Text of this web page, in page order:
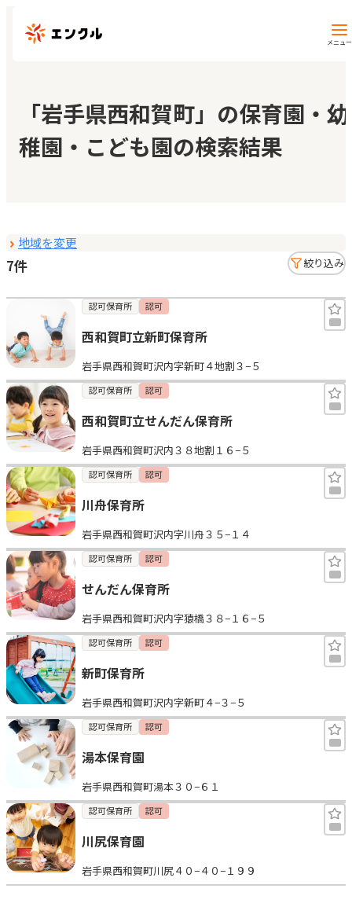
メニュー
保育園・幼稚園を探す
地図から探す
マイページ
お気に入り
見学日記
メッセージ
おすすめの園
エンクルの特徴と活用方法
コラム
お知らせ
「岩手県西和賀町」の保育園・幼
稚園・こども園の検索結果
地域を変更
7件 絞り込み
認可保育所 認可
西和賀町立新町保育所
岩手県西和賀町沢内字新町４地割３−５
認可保育所 認可
西和賀町立せんだん保育所
岩手県西和賀町沢内３８地割１６−５
認可保育所 認可
川舟保育所
岩手県西和賀町沢内字川舟３５−１４
認可保育所 認可
せんだん保育所
岩手県西和賀町沢内字猿橋３８−１６−５
認可保育所 認可
新町保育所
岩手県西和賀町沢内字新町４−３−５
認可保育所 認可
湯本保育園
岩手県西和賀町湯本３０−６１
認可保育所 認可
川尻保育園
岩手県西和賀町川尻４０−４０−１９９